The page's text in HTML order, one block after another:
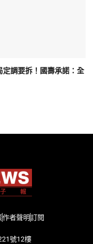
調要拆！國壽承諾：全
作者聲明訂閱
號12樓